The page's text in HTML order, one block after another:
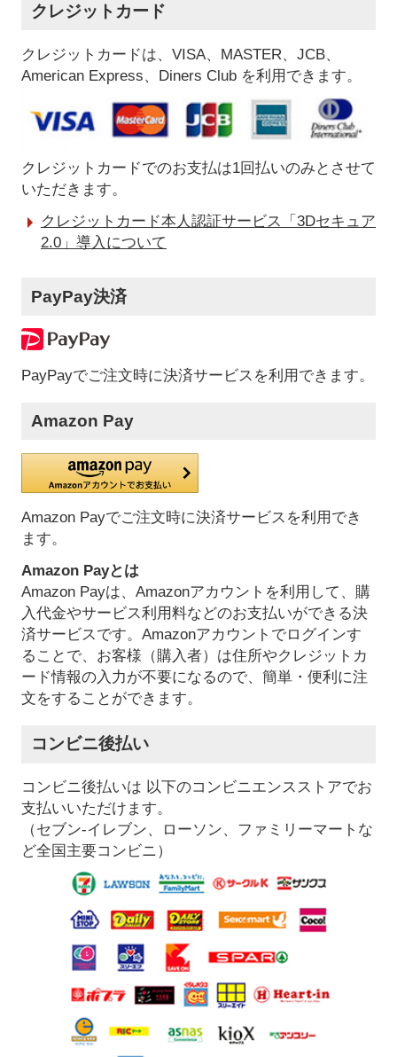
クレジットカード
クレジットカードは、VISA、MASTER、JCB、
American Express、Diners Club を利用できます。
クレジットカードでのお支払は1回払いのみとさせて
いただきます。
クレジットカード本人認証サービス「3Dセキュア
2.0」導入について
PayPay決済
PayPayでご注文時に決済サービスを利用できます。
Amazon Pay
Amazon Payでご注文時に決済サービスを利用でき
ます。
Amazon Payとは
Amazon Payは、Amazonアカウントを利用して、購
入代金やサービス利用料などのお支払いができる決
済サービスです。Amazonアカウントでログインす
ることで、お客様（購入者）は住所やクレジットカ
ード情報の入力が不要になるので、簡単・便利に注
文をすることができます。
コンビニ後払い
コンビニ後払いは 以下のコンビニエンスストアでお
支払いいただけます。
（セブン-イレブン、ローソン、ファミリーマートな
ど全国主要コンビニ）